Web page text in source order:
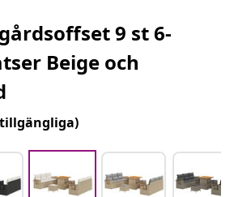
9 st 6-
Beige och